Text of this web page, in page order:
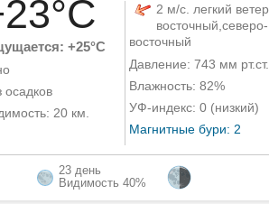
+25°C
осадков
20 км.
2 м/с. легкий
восточный,северо-
восточный
Давление: 743 мм рт.ст.
Влажность: 82%
УФ-индекс: 0 (низкий)
Магнитные бури: 2
23 день
Видимость 40%